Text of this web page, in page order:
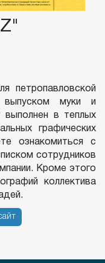
петропавловской
муки и
выполнен в теплых
графических
ознакомиться с
сотрудников
Кроме этого
коллектива